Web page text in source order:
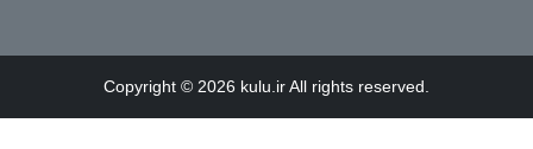
Copyright © 2026 kulu.ir All rights reserved.